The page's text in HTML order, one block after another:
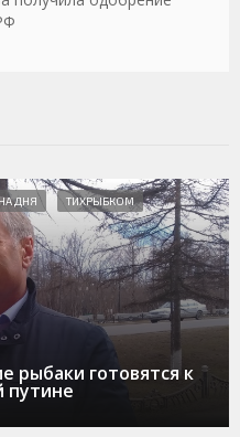
рыбаки готовятся к
путине
ДНЯ ТИХРЫБКОМ